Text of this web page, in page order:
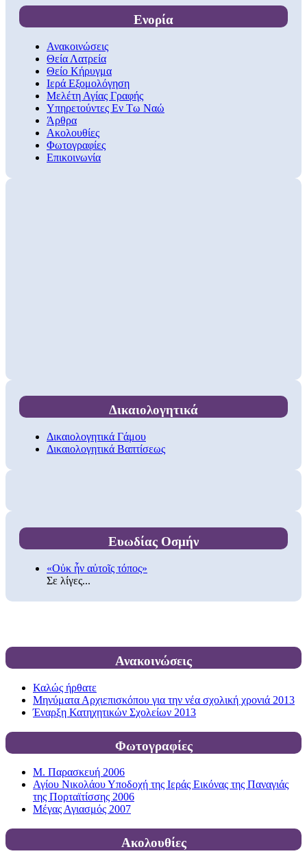
Ενορία
Ανακοινώσεις
Θεία Λατρεία
Θείο Κήρυγμα
Ιερά Εξομολόγηση
Μελέτη Αγίας Γραφής
Υπηρετούντες Εν Τω Ναώ
Άρθρα
Ακολουθίες
Φωτογραφίες
Επικοινωνία
Δικαιολογητικά
Δικαιολογητικά Γάμου
Δικαιολογητικά Βαπτίσεως
Ευωδίας Οσμήν
«Οὐκ ἦν αὐτοῖς τόπος»
Σε λίγες...
Ανακοινώσεις
Καλώς ήρθατε
Μηνύματα Αρχιεπισκόπου για την νέα σχολική χρονιά 2013
Έναρξη Κατηχητικών Σχολείων 2013
Φωτογραφίες
Μ. Παρασκευή 2006
Αγίου Νικολάου Υποδοχή της Ιεράς Εικόνας της Παναγιάς
της Πορταϊτίσσης 2006
Μέγας Αγιασμός 2007
Ακολουθίες